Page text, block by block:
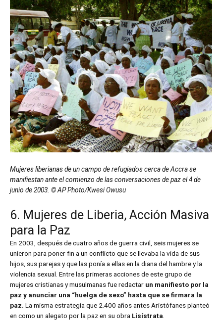
Mujeres liberianas de un campo de refugiados cerca de Accra se
manifiestan ante el comienzo de las conversaciones de paz el 4 de
junio de 2003. © AP Photo/Kwesi Owusu
6. Mujeres de Liberia, Acción Masiva
para la Paz
En 2003, después de cuatro años de guerra civil, seis mujeres se
unieron para poner fin a un conflicto que se llevaba la vida de sus
hijos, sus parejas y que las ponía a ellas en la diana del hambre y la
violencia sexual. Entre las primeras acciones de este grupo de
mujeres cristianas y musulmanas fue redactar un manifiesto por la
paz y anunciar una “huelga de sexo” hasta que se firmara la
paz. La misma estrategia que 2.400 años antes Aristófanes planteó
en como un alegato por la paz en su obra Lisístrata